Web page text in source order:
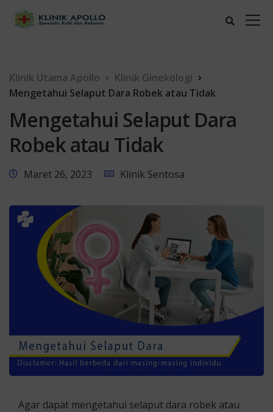
Klinik Utama Apollo
Klinik Ginekologi
Mengetahui Selaput Dara Robek atau Tidak
Mengetahui Selaput Dara
Robek atau Tidak
Maret 26, 2023 Klinik Sentosa
Agar dapat mengetahui selaput dara robek atau